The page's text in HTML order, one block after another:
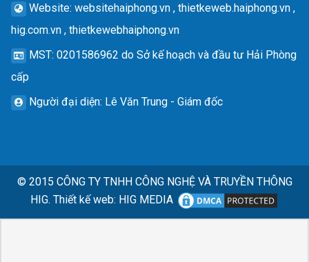
Website: websitehaiphong.vn , thietkeweb.haiphong.vn ,
hig.com.vn , thietkewebhaiphong.vn
MST: 0201586962 do Sở kế hoạch và đầu tư Hải Phòng
cấp
Người đại diện: Lê Văn Trung - Giám đốc
© 2015 CÔNG TY TNHH CÔNG NGHỆ VÀ TRUYỀN THÔNG
HIG. Thiết kế web: HIG MEDIA